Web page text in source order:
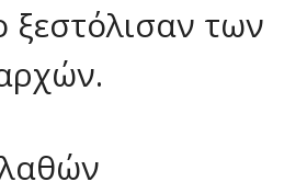
ξεστόλισαν των
.